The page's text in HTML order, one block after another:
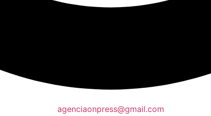
agenciaonpress@gmail.com